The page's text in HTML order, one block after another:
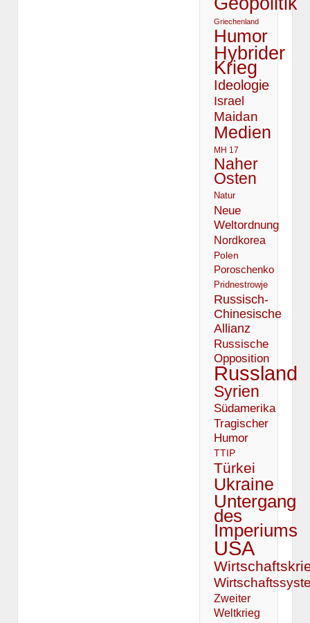
Griechenland
Humor
Hybrider
Krieg
Ideologie
Israel
Maidan
Medien
MH 17
Naher
Osten
Natur
Neue
Weltordnung
Nordkorea
Polen
Poroschenko
Pridnestrowje
Russisch-
Chinesische
Allianz
Russische
Opposition
Russland
Syrien
Südamerika
Tragischer
Humor
TTIP
Türkei
Ukraine
Untergang
des
Imperiums
USA
Zweiter
Weltkrieg